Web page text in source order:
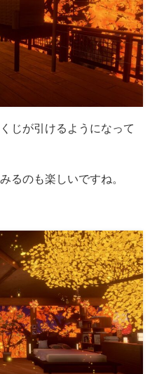
じが引けるようになって
るのも楽しいですね。